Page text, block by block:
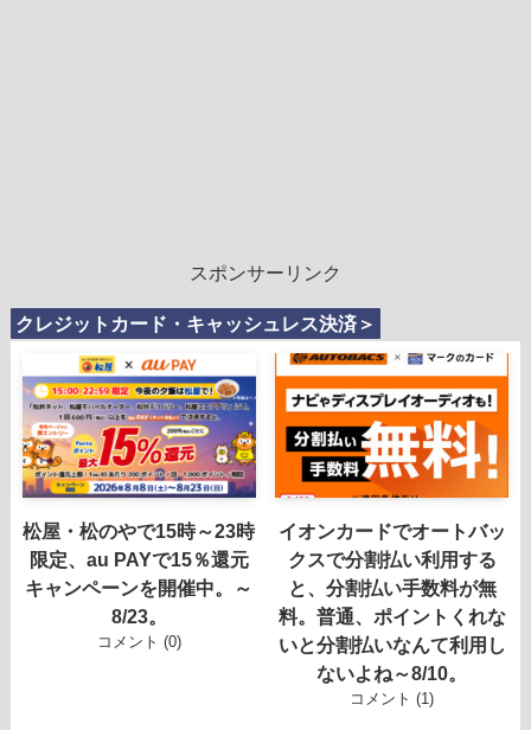
スポンサーリンク
クレジットカード・キャッシュレス決済＞
松屋・松のやで15時～23時
限定、au PAYで15％還元
キャンペーンを開催中。～
8/23。
コメント (0)
イオンカードでオートバッ
クスで分割払い利用する
と、分割払い手数料が無
料。普通、ポイントくれな
いと分割払いなんて利用し
ないよね～8/10。
コメント (1)